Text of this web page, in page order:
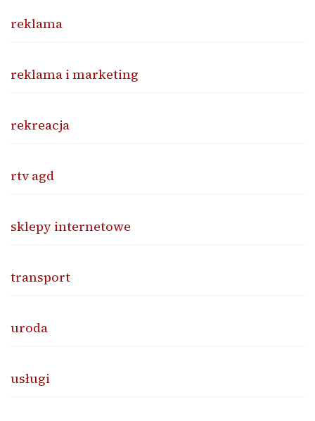
reklama
reklama i marketing
rekreacja
rtv agd
sklepy internetowe
transport
uroda
usługi